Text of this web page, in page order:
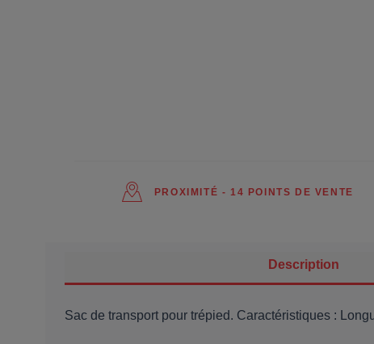
PROXIMITÉ - 14 POINTS DE VENTE
Description
Sac de transport pour trépied. Caractéristiques :